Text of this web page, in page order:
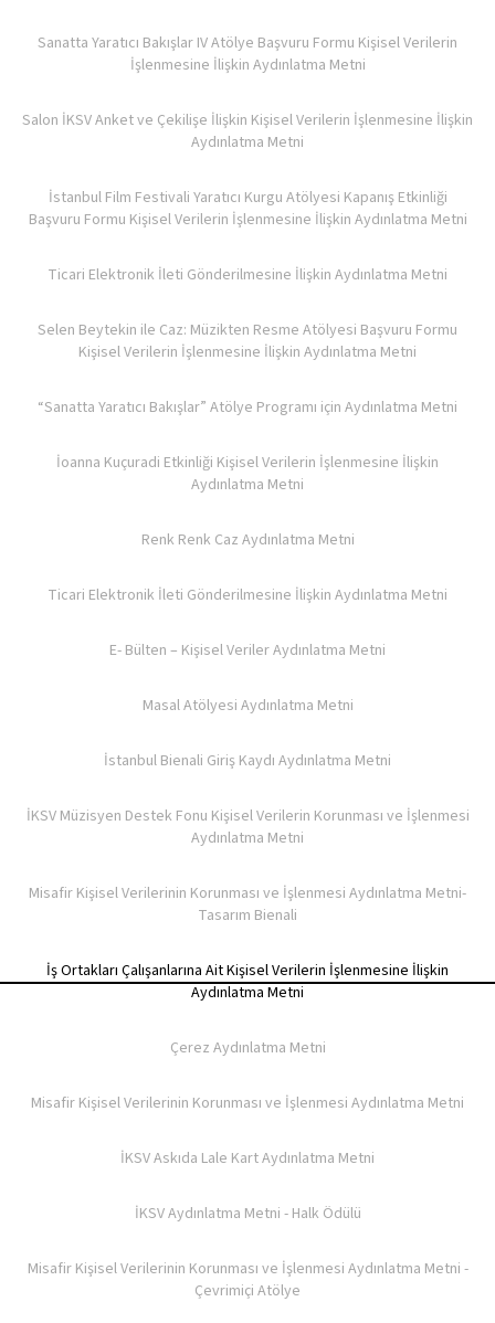
Sanatta Yaratıcı Bakışlar IV Atölye Başvuru Formu Kişisel Verilerin
İşlenmesine İlişkin Aydınlatma Metni
Salon İKSV Anket ve Çekilişe İlişkin Kişisel Verilerin İşlenmesine İlişkin
Aydınlatma Metni
İstanbul Film Festivali Yaratıcı Kurgu Atölyesi Kapanış Etkinliği
Başvuru Formu Kişisel Verilerin İşlenmesine İlişkin Aydınlatma Metni
Ticari Elektronik İleti Gönderilmesine İlişkin Aydınlatma Metni
Selen Beytekin ile Caz: Müzikten Resme Atölyesi Başvuru Formu
Kişisel Verilerin İşlenmesine İlişkin Aydınlatma Metni
“Sanatta Yaratıcı Bakışlar” Atölye Programı için Aydınlatma Metni
İoanna Kuçuradi Etkinliği Kişisel Verilerin İşlenmesine İlişkin
Aydınlatma Metni
Renk Renk Caz Aydınlatma Metni
Ticari Elektronik İleti Gönderilmesine İlişkin Aydınlatma Metni
E- Bülten – Kişisel Veriler Aydınlatma Metni
Masal Atölyesi Aydınlatma Metni
İstanbul Bienali Giriş Kaydı Aydınlatma Metni
İKSV Müzisyen Destek Fonu Kişisel Verilerin Korunması ve İşlenmesi
Aydınlatma Metni
Misafir Kişisel Verilerinin Korunması ve İşlenmesi Aydınlatma Metni-
Tasarım Bienali
İş Ortakları Çalışanlarına Ait Kişisel Verilerin İşlenmesine İlişkin
Aydınlatma Metni
Çerez Aydınlatma Metni
Misafir Kişisel Verilerinin Korunması ve İşlenmesi Aydınlatma Metni
İKSV Askıda Lale Kart Aydınlatma Metni
İKSV Aydınlatma Metni - Halk Ödülü
Misafir Kişisel Verilerinin Korunması ve İşlenmesi Aydınlatma Metni -
Çevrimiçi Atölye